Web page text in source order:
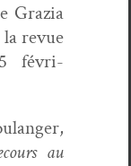
Grazia
la revue
févri­
au